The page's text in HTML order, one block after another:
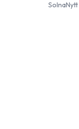
SolnaNytt